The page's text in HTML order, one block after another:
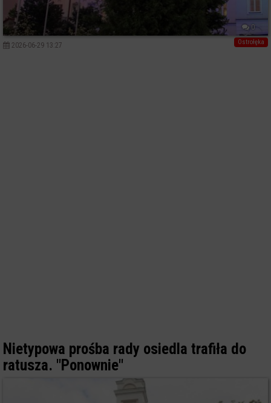
0
Ostrołęka
2026-06-29 13:27
Nietypowa prośba rady osiedla trafiła do
ratusza. "Ponownie"